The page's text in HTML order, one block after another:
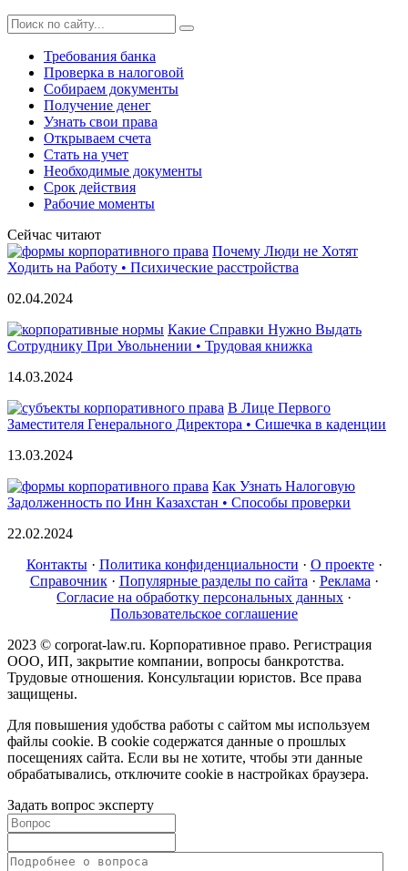
Требования банка
Проверка в налоговой
Собираем документы
Получение денег
Узнать свои права
Открываем счета
Стать на учет
Необходимые документы
Срок действия
Рабочие моменты
Сейчас читают
Почему Люди не Хотят
Ходить на Работу • Психические расстройства
02.04.2024
Какие Справки Нужно Выдать
Сотруднику При Увольнении • Трудовая книжка
14.03.2024
В Лице Первого
Заместителя Генерального Директора • Сишечка в каденции
13.03.2024
Как Узнать Налоговую
Задолженность по Инн Казахстан • Способы проверки
22.02.2024
Контакты· Политика конфиденциальности · О проекте·
Справочник· Популярные разделы по сайта · Реклама ·
Согласие на обработку персональных данных ·
Пользовательское соглашение
2023 © corporat-law.ru. Корпоративное право. Регистрация
ООО, ИП, закрытие компании, вопросы банкротства.
Трудовые отношения. Консультации юристов. Все права
защищены.
Для повышения удобства работы с сайтом мы используем
файлы cookie. В cookie содержатся данные о прошлых
посещениях сайта. Если вы не хотите, чтобы эти данные
обрабатывались, отключите cookie в настройках браузера.
Задать вопрос эксперту